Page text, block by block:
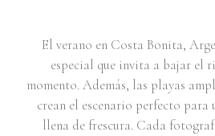
El verano en Costa Bonita,
especial que invita a bajar el
momento. Además, las playas
crean el escenario perfecto para
llena de frescura. Cada